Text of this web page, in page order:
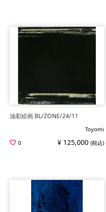
油彩絵画 BL/ZONE/24/11
Toyomi
0
¥ 125,000 (税込)